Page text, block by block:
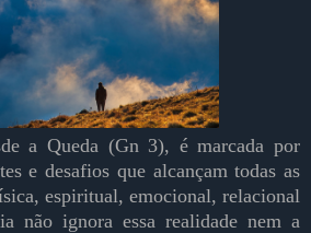
a Queda (Gn 3), é marcada por
e desafios que alcançam todas as
espiritual, emocional, relacional
não ignora essa realidade nem a